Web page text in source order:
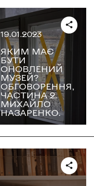
19.01.2023
ЯКИМ МАЄ
БУТИ
ОНОВЛЕНИЙ
МУЗЕЙ?
ОБГОВОРЕННЯ,
ЧАСТИНА 2.
МИХАЙЛО
НАЗАРЕНКО.